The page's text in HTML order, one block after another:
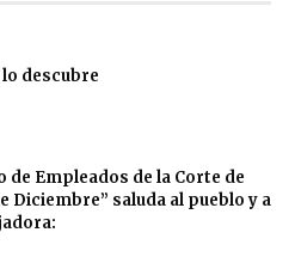
descubre
de Empleados de la Corte de
Diciembre” saluda al pueblo y a